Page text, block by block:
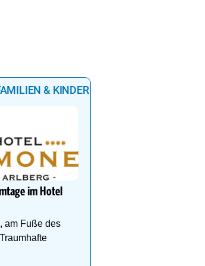
& KINDER
im Hotel
am Fuße des